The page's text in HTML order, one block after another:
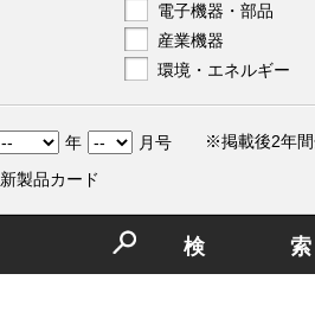
電子機器・部品
産業機器
環境・エネルギー
年
月号
新製品カード
※掲載後2年間
検